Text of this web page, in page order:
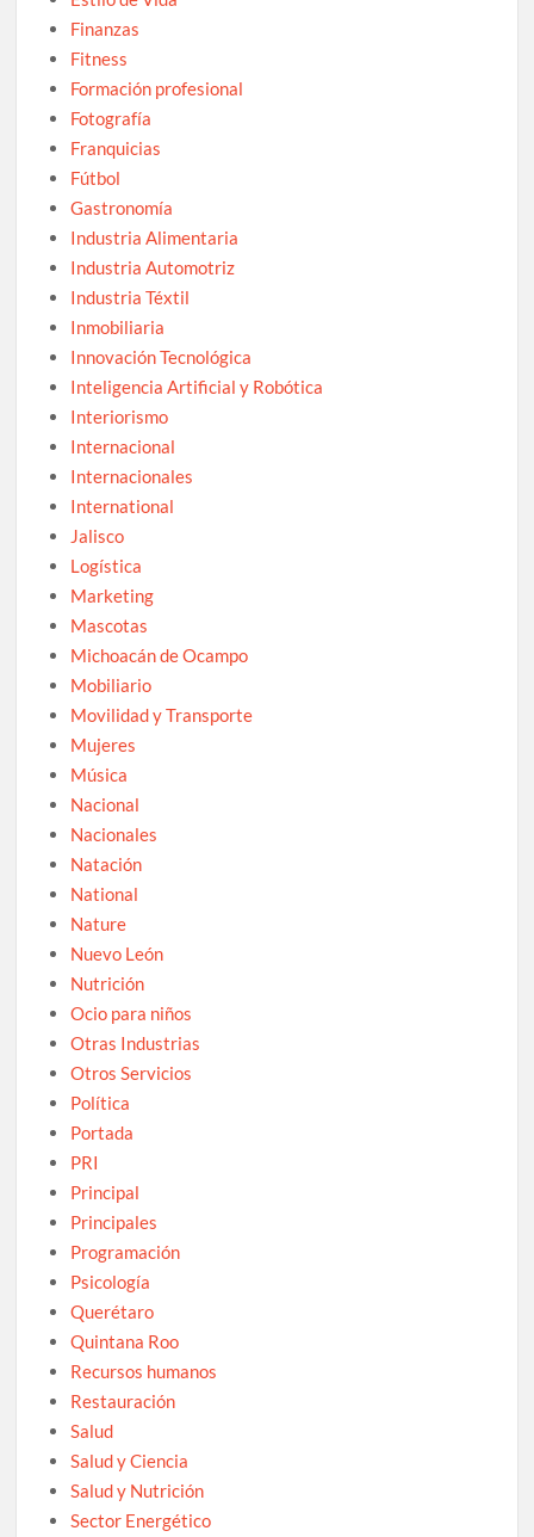
Finanzas
Fitness
Formación profesional
Fotografía
Franquicias
Fútbol
Gastronomía
Industria Alimentaria
Industria Automotriz
Industria Téxtil
Inmobiliaria
Innovación Tecnológica
Inteligencia Artificial y Robótica
Interiorismo
Internacional
Internacionales
International
Jalisco
Logística
Marketing
Mascotas
Michoacán de Ocampo
Mobiliario
Movilidad y Transporte
Mujeres
Música
Nacional
Nacionales
Natación
National
Nature
Nuevo León
Nutrición
Ocio para niños
Otras Industrias
Otros Servicios
Política
Portada
PRI
Principal
Principales
Programación
Psicología
Querétaro
Quintana Roo
Recursos humanos
Restauración
Salud
Salud y Ciencia
Salud y Nutrición
Sector Energético